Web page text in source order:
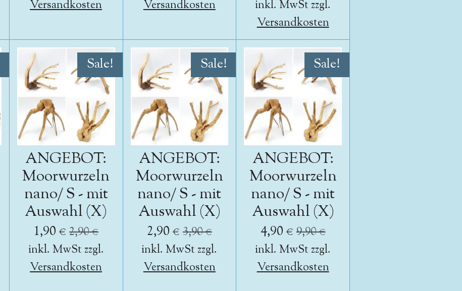
Versandkosten
Versandkosten
inkl. MwSt zzgl.
Versandkosten
Sale!
ANGEBOT:
Moorwurzeln
nano/ S - mit
Auswahl (X)
1,90 € 2,90 €
inkl. MwSt zzgl.
Versandkosten
Sale!
ANGEBOT:
Moorwurzeln
nano/ S - mit
Auswahl (X)
2,90 € 3,90 €
inkl. MwSt zzgl.
Versandkosten
Sale!
ANGEBOT:
Moorwurzeln
nano/ S - mit
Auswahl (X)
4,90 € 9,90 €
inkl. MwSt zzgl.
Versandkosten